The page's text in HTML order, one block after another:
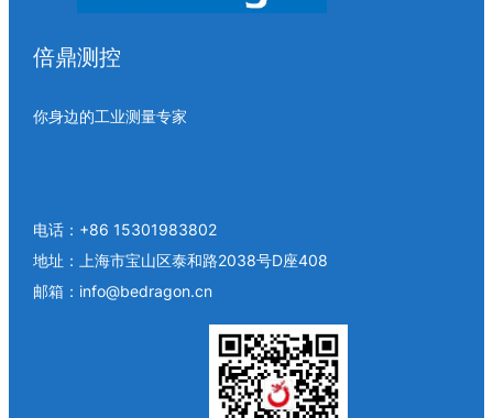
倍鼎测控
你身边的工业测量专家
电话：+86 15301983802
地址：上海市宝山区泰和路2038号D座408
邮箱：info@bedragon.cn